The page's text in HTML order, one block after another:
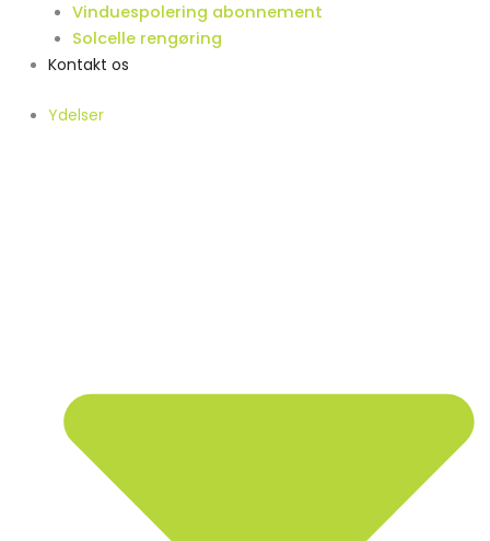
Vinduespolering abonnement
Solcelle rengøring
Kontakt os
Ydelser